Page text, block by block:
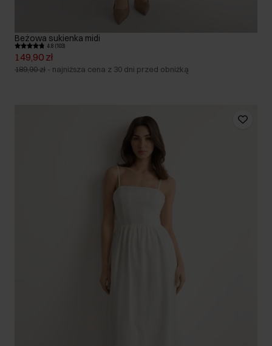
Beżowa sukienka midi
4.8 (103)
149,90 zł
189,90 zł - najniższa cena z 30 dni przed obniżką